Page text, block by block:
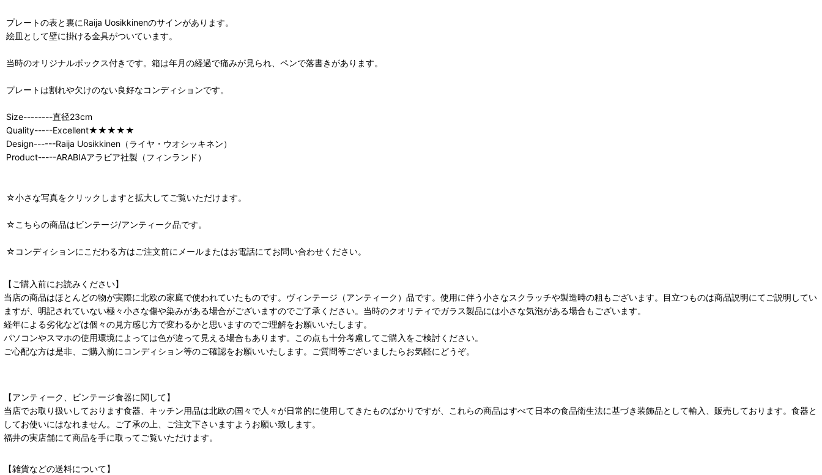
プレートの表と裏にRaija Uosikkinenのサインがあります。
絵皿として壁に掛ける金具がついています。
当時のオリジナルボックス付きです。箱は年月の経過で痛みが見られ、ペンで落書きがあります。
プレートは割れや欠けのない良好なコンディションです。
Size--------直径23cm
Quality-----Excellent★★★★★
Design------Raija Uosikkinen（ライヤ・ウオシッキネン）
Product-----ARABIAアラビア社製（フィンランド）
☆小さな写真をクリックしますと拡大してご覧いただけます。
☆こちらの商品はビンテージ/アンティーク品です。
☆コンディションにこだわる方はご注文前にメールまたはお電話にてお問い合わせください。
【ご購入前にお読みください】
当店の商品はほとんどの物が実際に北欧の家庭で使われていたものです。ヴィンテージ（アンティーク）品です。使用に伴う小さなスクラッチや製造時の粗もございます。目立つものは商品説明にてご説明してい
ますが、明記されていない極々小さな傷や染みがある場合がございますのでご了承ください。当時のクオリティでガラス製品には小さな気泡がある場合もございます。
経年による劣化などは個々の見方感じ方で変わるかと思いますのでご理解をお願いいたします。
パソコンやスマホの使用環境によっては色が違って見える場合もあります。この点も十分考慮してご購入をご検討ください。
ご心配な方は是非、ご購入前にコンディション等のご確認をお願いいたします。ご質問等ございましたらお気軽にどうぞ。
【アンティーク、ビンテージ食器に関して】
当店でお取り扱いしております食器、キッチン用品は北欧の国々で人々が日常的に使用してきたものばかりですが、これらの商品はすべて日本の食品衛生法に基づき装飾品として輸入、販売しております。食器と
してお使いにはなれません。ご了承の上、ご注文下さいますようお願い致します。
福井の実店舗にて商品を手に取ってご覧いただけます。
【雑貨などの送料について】